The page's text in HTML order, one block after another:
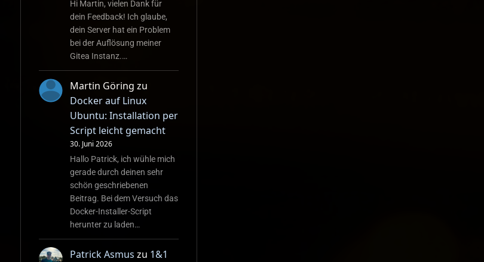
Hi Martin, vielen Dank für
dein Feedback! Ich glaube,
dein Server hat ein Problem
bei der Auflösung meiner
Gitea Instanz.…
Martin Göring zu
Docker auf Linux
Ubuntu: Installation per
Script leicht gemacht
30. Juni 2026
Hallo Patrick, ich wühle mich
gerade durch deinen sehr
schön geschriebenen
Beitrag. Bei dem Versuch das
Docker-Installer-Script
herunter zu laden…
Patrick Asmus zu 1&1